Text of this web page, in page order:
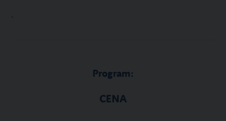
.
Program:
CENA